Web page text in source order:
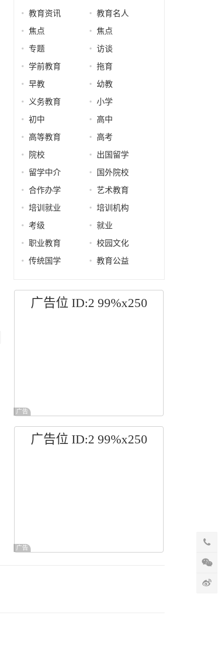
教育资讯 教育名人
焦点 焦点
专题 访谈
学前教育 拖育
早教 幼教
义务教育 小学
初中 高中
高等教育 高考
院校 出国留学
留学中介 国外院校
合作办学 艺术教育
培训就业 培训机构
考级 就业
职业教育 校园文化
传统国学 教育公益
广告位 ID:2 99%x250
广告
广告位 ID:2 99%x250
广告